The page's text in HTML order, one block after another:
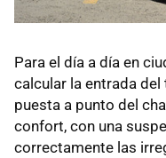
Para el día a día en
calcular la entrada del
puesta a punto del
confort, con una
correctamente las